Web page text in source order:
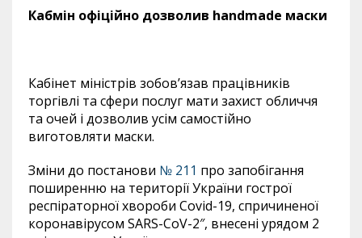
Кабмін офіційно дозволив handmade маски
Кабінет міністрів зобов’язав працівників
торгівлі та сфери послуг мати захист обличчя
та очей і дозволив усім самостійно
виготовляти маски.
Зміни до постанови № 211 про запобігання
поширенню на території України гострої
респіраторної хвороби Covid-19, спричиненої
коронавірусом SARS-CoV-2″, внесені урядом 2